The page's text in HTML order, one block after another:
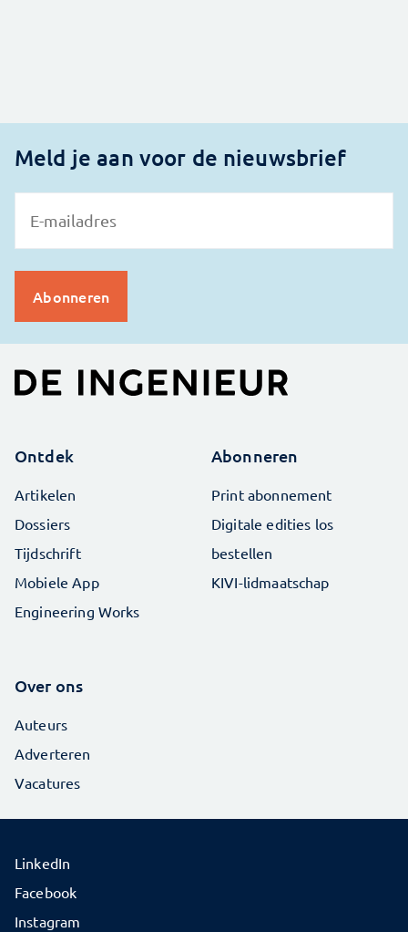
Meld je aan voor de nieuwsbrief
Ontdek
Artikelen
Dossiers
Tijdschrift
Mobiele App
Engineering Works
Abonneren
Print abonnement
Digitale edities los
bestellen
KIVI-lidmaatschap
Over ons
Auteurs
Adverteren
Vacatures
LinkedIn
Facebook
Instagram